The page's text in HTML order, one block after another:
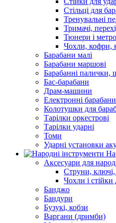
Стільці для
Тренувальні
Тримачі,
Тюнери і
Чохли, кофри,
Барабани малі
Барабани маршові
Барабанні палички,
Бас-барабани
Драм-машини
Електронні барабани
Колотушки для
Тарілки оркестрові
Тарілки ударні
Томи
Ударні установки
Аксесуари для
Струни, ключі,
Чохли і стійки
Банджо
Бандури
Бузукі, кобзи
Варгани (дримби)